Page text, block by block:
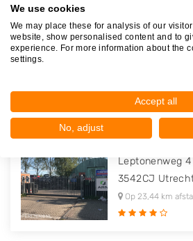
Leptonenweg 1
3542CJ
Leptonenweg 4
3542CJ
Op 23,44 km
We use cookies
We may place these for analysis of our
website, show personalised content and to
experience. For more information about the
settings.
Accept all
No, adjust